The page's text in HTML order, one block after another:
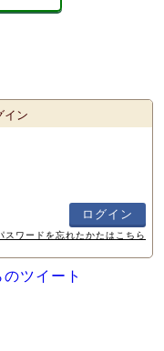
イン
スワードを忘れたかたはこちら
ツイート